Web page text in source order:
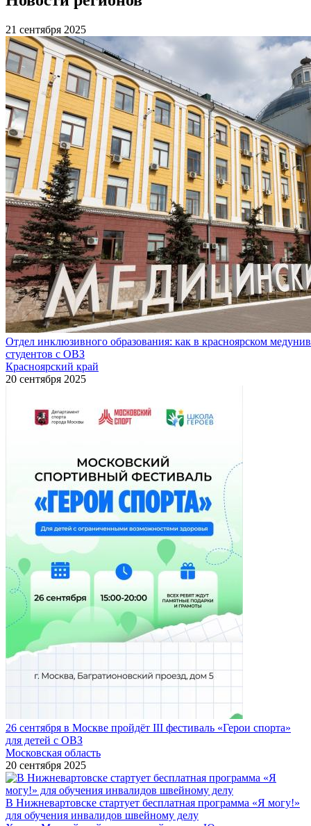
21 сентября 2025
Отдел инклюзивного образования: как в красноярском
студентов с ОВЗ
Красноярский край
20 сентября 2025
26 сентября в Москве пройдёт III фестиваль «Герои спорта»
для детей с ОВЗ
Московская область
20 сентября 2025
В Нижневартовске стартует бесплатная программа «Я могу!»
для обучения инвалидов швейному делу